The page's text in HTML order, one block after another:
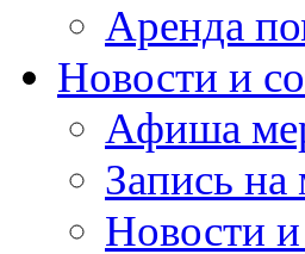
Аренда
Новости и
Афиша
Запись на
Новости